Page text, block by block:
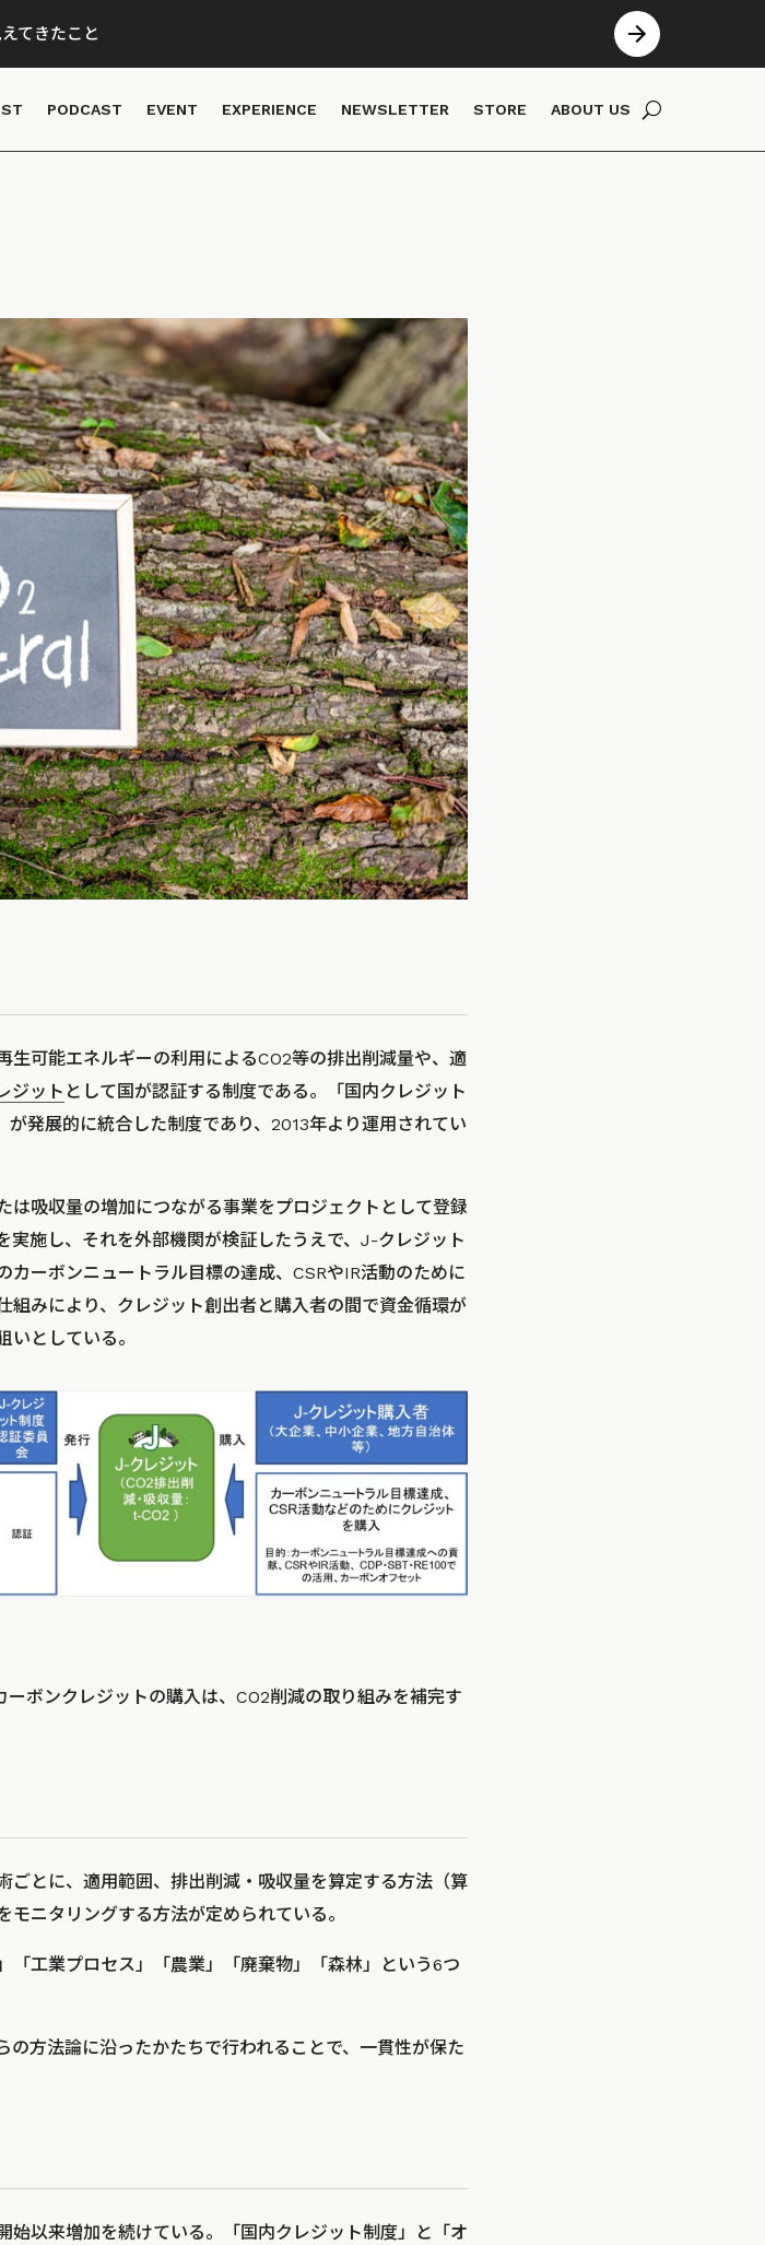
てきたこと
PODCAST EVENT EXPERIENCE NEWSLETTER STORE ABOUT US
可能エネルギーの利用によるCO2等の排出削減量や、適
ジット として国が認証する制度である。「国内クレジット
発展的に統合した制度であり、2013年より運用されてい
吸収量の増加につながる事業をプロジェクトとして登録
実施し、それを外部機関が検証したうえで、J-クレジット
ーボンニュートラル目標の達成、CSRやIR活動のために
みにより、クレジット創出者と購入者の間で資金循環が
としている。
ボンクレジットの購入は、CO2削減の取り組みを補完す
とに、適用範囲、排出削減・吸収量を算定する方法（算
ニタリングする方法が定められている。
工業プロセス」「農業」「廃棄物」「森林」という6つ
方法論に沿ったかたちで行われることで、一貫性が保た
以来増加を続けている。「国内クレジット制度」と「オ